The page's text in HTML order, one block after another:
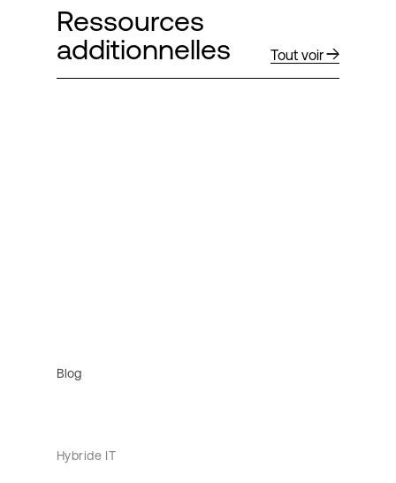
Ressources
additionnelles
Tout voir
Blog
Hybride IT